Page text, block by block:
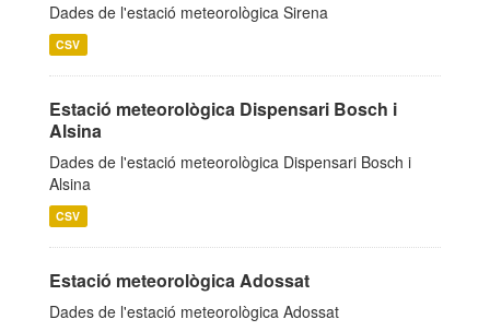
Dades de l'estació meteorològica Sirena
CSV
Estació meteorològica Dispensari Bosch i
Alsina
Dades de l'estació meteorològica Dispensari Bosch i
Alsina
CSV
Estació meteorològica Adossat
Dades de l'estació meteorològica Adossat